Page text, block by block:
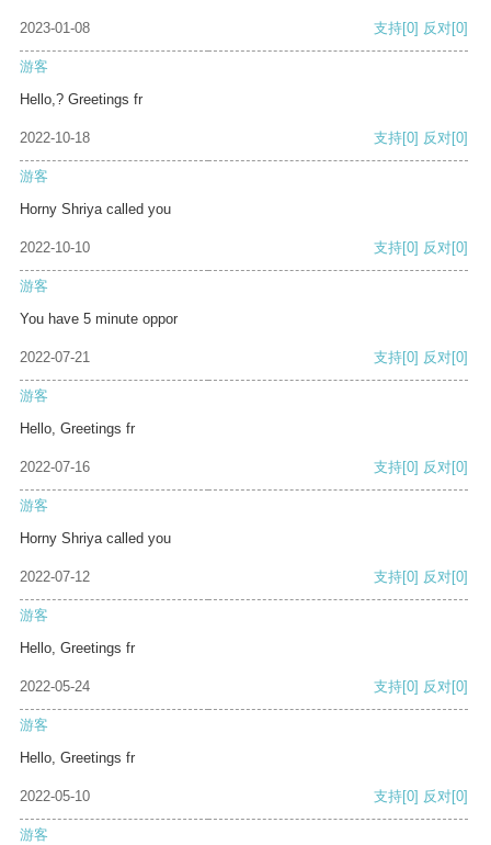
2023-01-08 支持[0] 反对[0]
游客
Hello,? Greetings fr
2022-10-18 支持[0] 反对[0]
游客
Horny Shriya called you
2022-10-10 支持[0] 反对[0]
游客
You have 5 minute oppor
2022-07-21 支持[0] 反对[0]
游客
Hello, Greetings fr
2022-07-16 支持[0] 反对[0]
游客
Horny Shriya called you
2022-07-12 支持[0] 反对[0]
游客
Hello, Greetings fr
2022-05-24 支持[0] 反对[0]
游客
Hello, Greetings fr
2022-05-10 支持[0] 反对[0]
游客